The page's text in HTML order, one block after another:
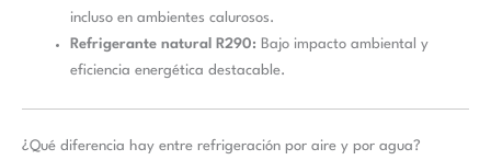
incluso en ambientes calurosos.
Refrigerante natural R290: Bajo impacto ambiental y
eficiencia energética destacable.
¿Qué diferencia hay entre refrigeración por aire y por agua?